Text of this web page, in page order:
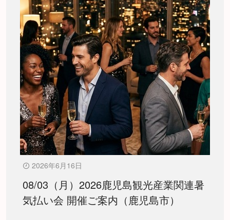
2026年6月16日
08/03（月）2026鹿児島観光産業関連暑
気払い会 開催ご案内（鹿児島市）